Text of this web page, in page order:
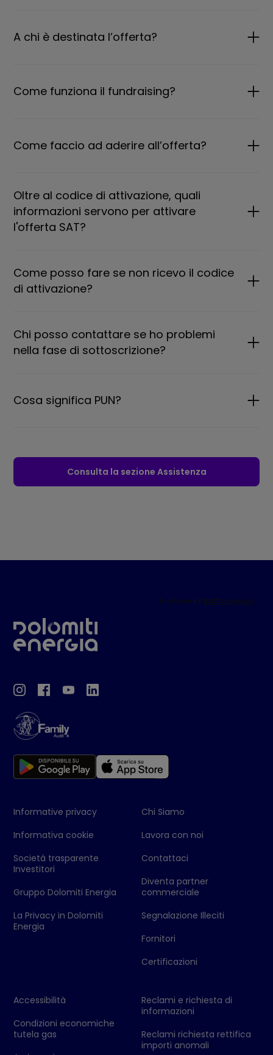
A chi è destinata l’offerta?
Come funziona il fundraising?
Come faccio ad aderire all’offerta?
Oltre al codice di attivazione, quali
informazioni servono per attivare
l'offerta SAT?
Come posso fare se non ricevo il codice
di attivazione?
Chi posso contattare se ho problemi
nella fase di sottoscrizione?
Cosa significa PUN?
Consulta la sezione Assistenza
Informative privacy
Informativa cookie
Società trasparente
Investitori
Gruppo Dolomiti Energia
La Privacy in Dolomiti
Energia
Chi Siamo
Lavora con noi
Contattaci
Diventa partner
commerciale
Segnalazione Illeciti
Fornitori
Certificazioni
Accessibilità
Condizioni economiche
tutela gas
Reclami e richiesta di
informazioni
Reclami richiesta rettifica
importi anomali